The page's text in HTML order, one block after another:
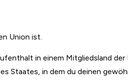
Union ist.
in einem Mitgliedsland
Staates, in dem du deinen